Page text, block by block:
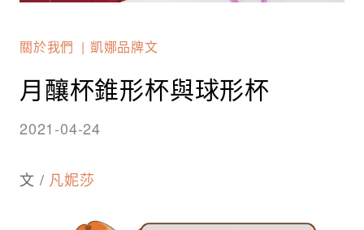
關於我們 凱娜品牌文
月釀杯錐形杯與球形杯
2021-04-24
文 / 凡妮莎